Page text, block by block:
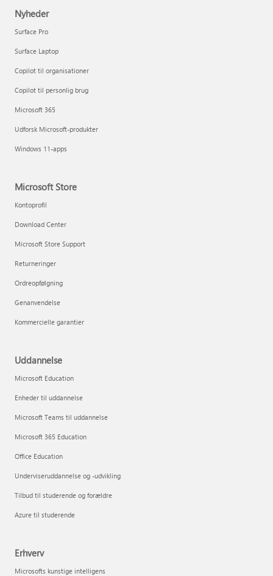
Nyheder
Surface Pro
Surface Laptop
Copilot til organisationer
Copilot til personlig brug
Microsoft 365
Udforsk Microsoft-produkter
Windows 11-apps
Microsoft Store
Kontoprofil
Download Center
Microsoft Store Support
Returneringer
Ordreopfølgning
Genanvendelse
Kommercielle garantier
Uddannelse
Microsoft Education
Enheder til uddannelse
Microsoft Teams til uddannelse
Microsoft 365 Education
Office Education
Underviseruddannelse og -udvikling
Tilbud til studerende og forældre
Azure til studerende
Erhverv
Microsofts kunstige intelligens